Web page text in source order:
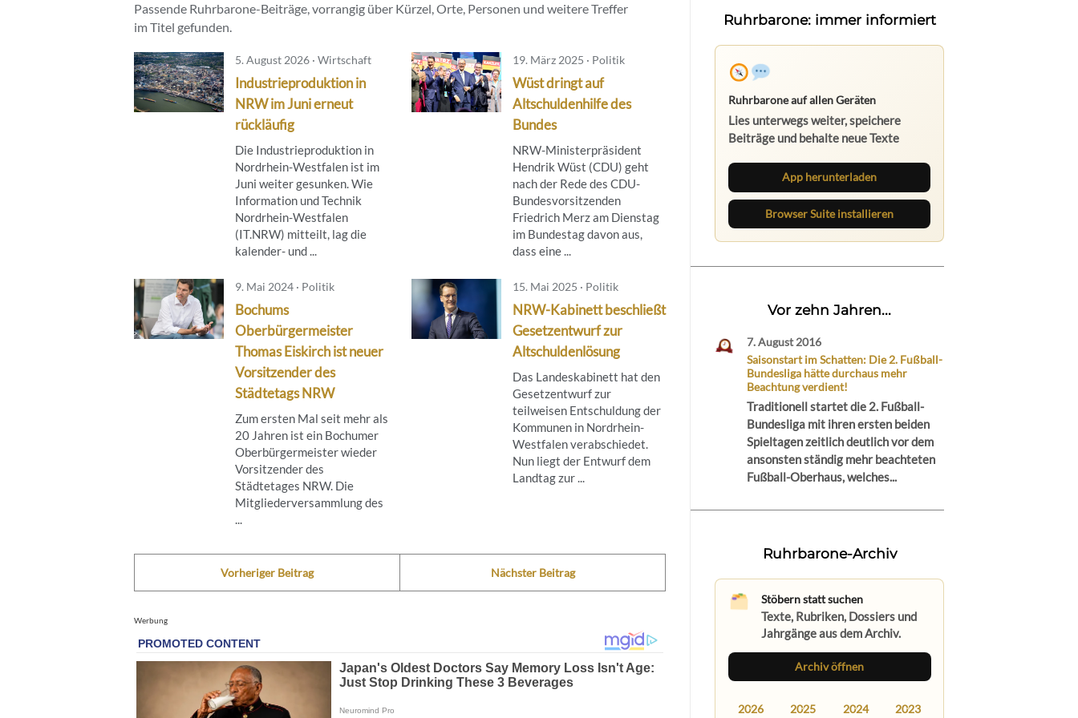
Passende Ruhrbarone-Beiträge, vorrangig über Kürzel, Orte, Personen und weitere Treffer
im Titel gefunden.
5. August 2026 · Wirtschaft
Industrieproduktion in
NRW im Juni erneut
rückläufig
Die Industrieproduktion in
Nordrhein-Westfalen ist im
Juni weiter gesunken. Wie
Information und Technik
Nordrhein-Westfalen
(IT.NRW) mitteilt, lag die
kalender- und ...
19. März 2025 · Politik
Wüst dringt auf
Altschuldenhilfe des
Bundes
NRW-Ministerpräsident
Hendrik Wüst (CDU) geht
nach der Rede des CDU-
Bundesvorsitzenden
Friedrich Merz am Dienstag
im Bundestag davon aus,
dass eine ...
9. Mai 2024 · Politik
Bochums
Oberbürgermeister
Thomas Eiskirch ist neuer
Vorsitzender des
Städtetags NRW
Zum ersten Mal seit mehr als
20 Jahren ist ein Bochumer
Oberbürgermeister wieder
Vorsitzender des
Städtetages NRW. Die
Mitgliederversammlung des
...
15. Mai 2025 · Politik
NRW-Kabinett beschließt
Gesetzentwurf zur
Altschuldenlösung
Das Landeskabinett hat den
Gesetzentwurf zur
teilweisen Entschuldung der
Kommunen in Nordrhein-
Westfalen verabschiedet.
Nun liegt der Entwurf dem
Landtag zur ...
Vorheriger Beitrag Nächster Beitrag
Werbung
Ruhrbarone: immer informiert
Ruhrbarone auf allen Geräten
Lies unterwegs weiter, speichere
Beiträge und behalte neue Texte
App herunterladen
Browser Suite installieren
Vor zehn Jahren...
7. August 2016
Saisonstart im Schatten: Die 2. Fußball-
Bundesliga hätte durchaus mehr
Beachtung verdient!
Traditionell startet die 2. Fußball-
Bundesliga mit ihren ersten beiden
Spieltagen zeitlich deutlich vor dem
ansonsten ständig mehr beachteten
Fußball-Oberhaus, welches...
Ruhrbarone-Archiv
Stöbern statt suchen
Texte, Rubriken, Dossiers und
Jahrgänge aus dem Archiv.
Archiv öffnen
2026 2025 2024 2023